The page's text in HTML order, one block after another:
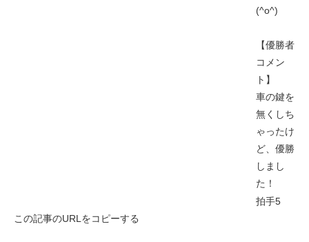
(^o^)
【優勝者
コメン
ト】
車の鍵を
無くしち
ゃったけ
ど、優勝
しまし
た！
拍手5
この記事のURLをコピーする